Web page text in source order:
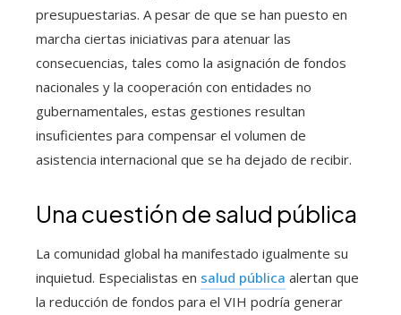
presupuestarias. A pesar de que se han puesto en
marcha ciertas iniciativas para atenuar las
consecuencias, tales como la asignación de fondos
nacionales y la cooperación con entidades no
gubernamentales, estas gestiones resultan
insuficientes para compensar el volumen de
asistencia internacional que se ha dejado de recibir.
Una cuestión de salud pública
La comunidad global ha manifestado igualmente su
inquietud. Especialistas en salud pública alertan que
la reducción de fondos para el VIH podría generar